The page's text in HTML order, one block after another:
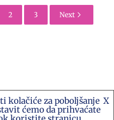
2 3 Next
•
• Hrvatska stranica za
kolačiće za poboljšanje
ćemo da prihvaćate
X